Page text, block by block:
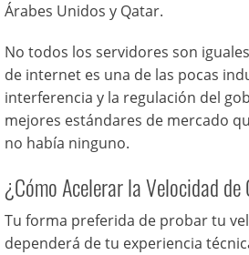
Árabes Unidos y Qatar.
No todos los servidores son
de internet es una de las pocas
interferencia y la regulación del
mejores estándares de mercado
no había ninguno.
¿Cómo Acelerar la Velocidad de
Tu forma preferida de probar tu
dependerá de tu experiencia